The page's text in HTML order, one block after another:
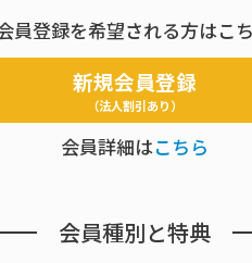
員登録を希望される方はこ
新規会員登録
（法人割引あり）
会員詳細はこちら
会員種別と特典